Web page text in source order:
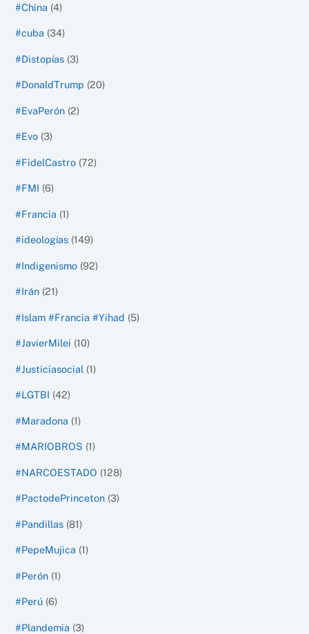
#China (4)
#cuba (34)
#Distopías (3)
#DonaldTrump (20)
#EvaPerón (2)
#Evo (3)
#FidelCastro (72)
#FMI (6)
#Francia (1)
#ideologías (149)
#Indigenismo (92)
#Irán (21)
#Islam #Francia #Yihad (5)
#JavierMilei (10)
#Justiciasocial (1)
#LGTBI (42)
#Maradona (1)
#MARIOBROS (1)
#NARCOESTADO (128)
#PactodePrinceton (3)
#Pandillas (81)
#PepeMujica (1)
#Perón (1)
#Perú (6)
#Plandemia (3)